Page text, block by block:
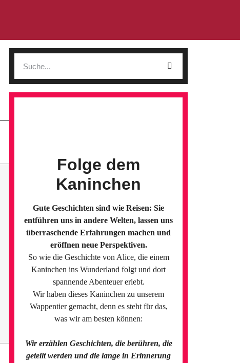
Folge dem
Kaninchen
Gute Geschichten sind wie Reisen: Sie
entführen uns in andere Welten, lassen uns
überraschende Erfahrungen machen und
eröffnen neue Perspektiven.
So wie die Geschichte von Alice, die einem
Kaninchen ins Wunderland folgt und dort
spannende Abenteuer erlebt.
Wir haben dieses Kaninchen zu unserem
Wappentier gemacht, denn es steht für das,
was wir am besten können:
Wir erzählen Geschichten, die berühren, die
geteilt werden und die lange in Erinnerung